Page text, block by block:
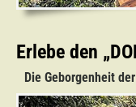
Erlebe den
Die Geborgenheit